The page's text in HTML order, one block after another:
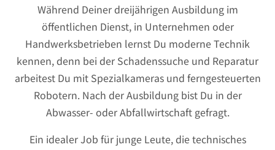
Während Deiner dreijährigen Ausbildung im
öffentlichen Dienst, in Unternehmen oder
Handwerksbetrieben lernst Du moderne Technik
kennen, denn bei der Schadenssuche und Reparatur
arbeitest Du mit Spezialkameras und ferngesteuerten
Robotern. Nach der Ausbildung bist Du in der
Abwasser- oder Abfallwirtschaft gefragt.
Ein idealer Job für junge Leute, die technisches